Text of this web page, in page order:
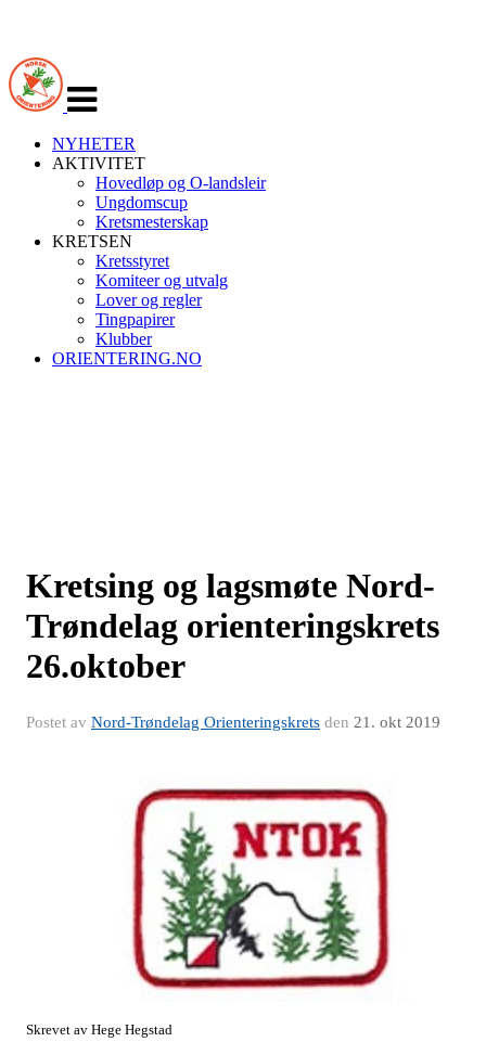
navigasjon
NYHETER
AKTIVITET
Hovedløp og O-landsleir
Ungdomscup
Kretsmesterskap
KRETSEN
Kretsstyret
Komiteer og utvalg
Lover og regler
Tingpapirer
Klubber
ORIENTERING.NO
Kretsing og lagsmøte Nord-
Trøndelag orienteringskrets
26.oktober
Postet av Nord-Trøndelag Orienteringskrets den 21. okt 2019
Skrevet av Hege Hegstad